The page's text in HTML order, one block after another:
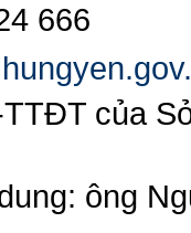
666
của
ông